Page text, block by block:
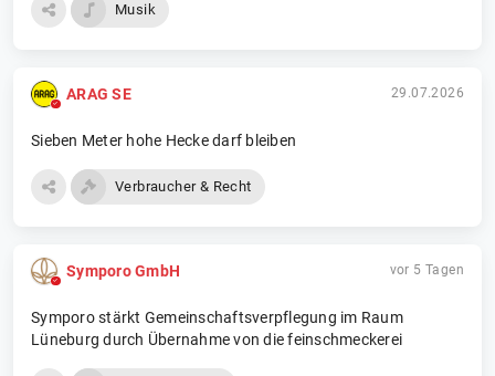
Musik
ARAG SE 29.07.2026
Sieben Meter hohe Hecke darf bleiben
Verbraucher & Recht
Symporo GmbH vor 5 Tagen
Symporo stärkt Gemeinschaftsverpflegung im Raum
Lüneburg durch Übernahme von die feinschmeckerei